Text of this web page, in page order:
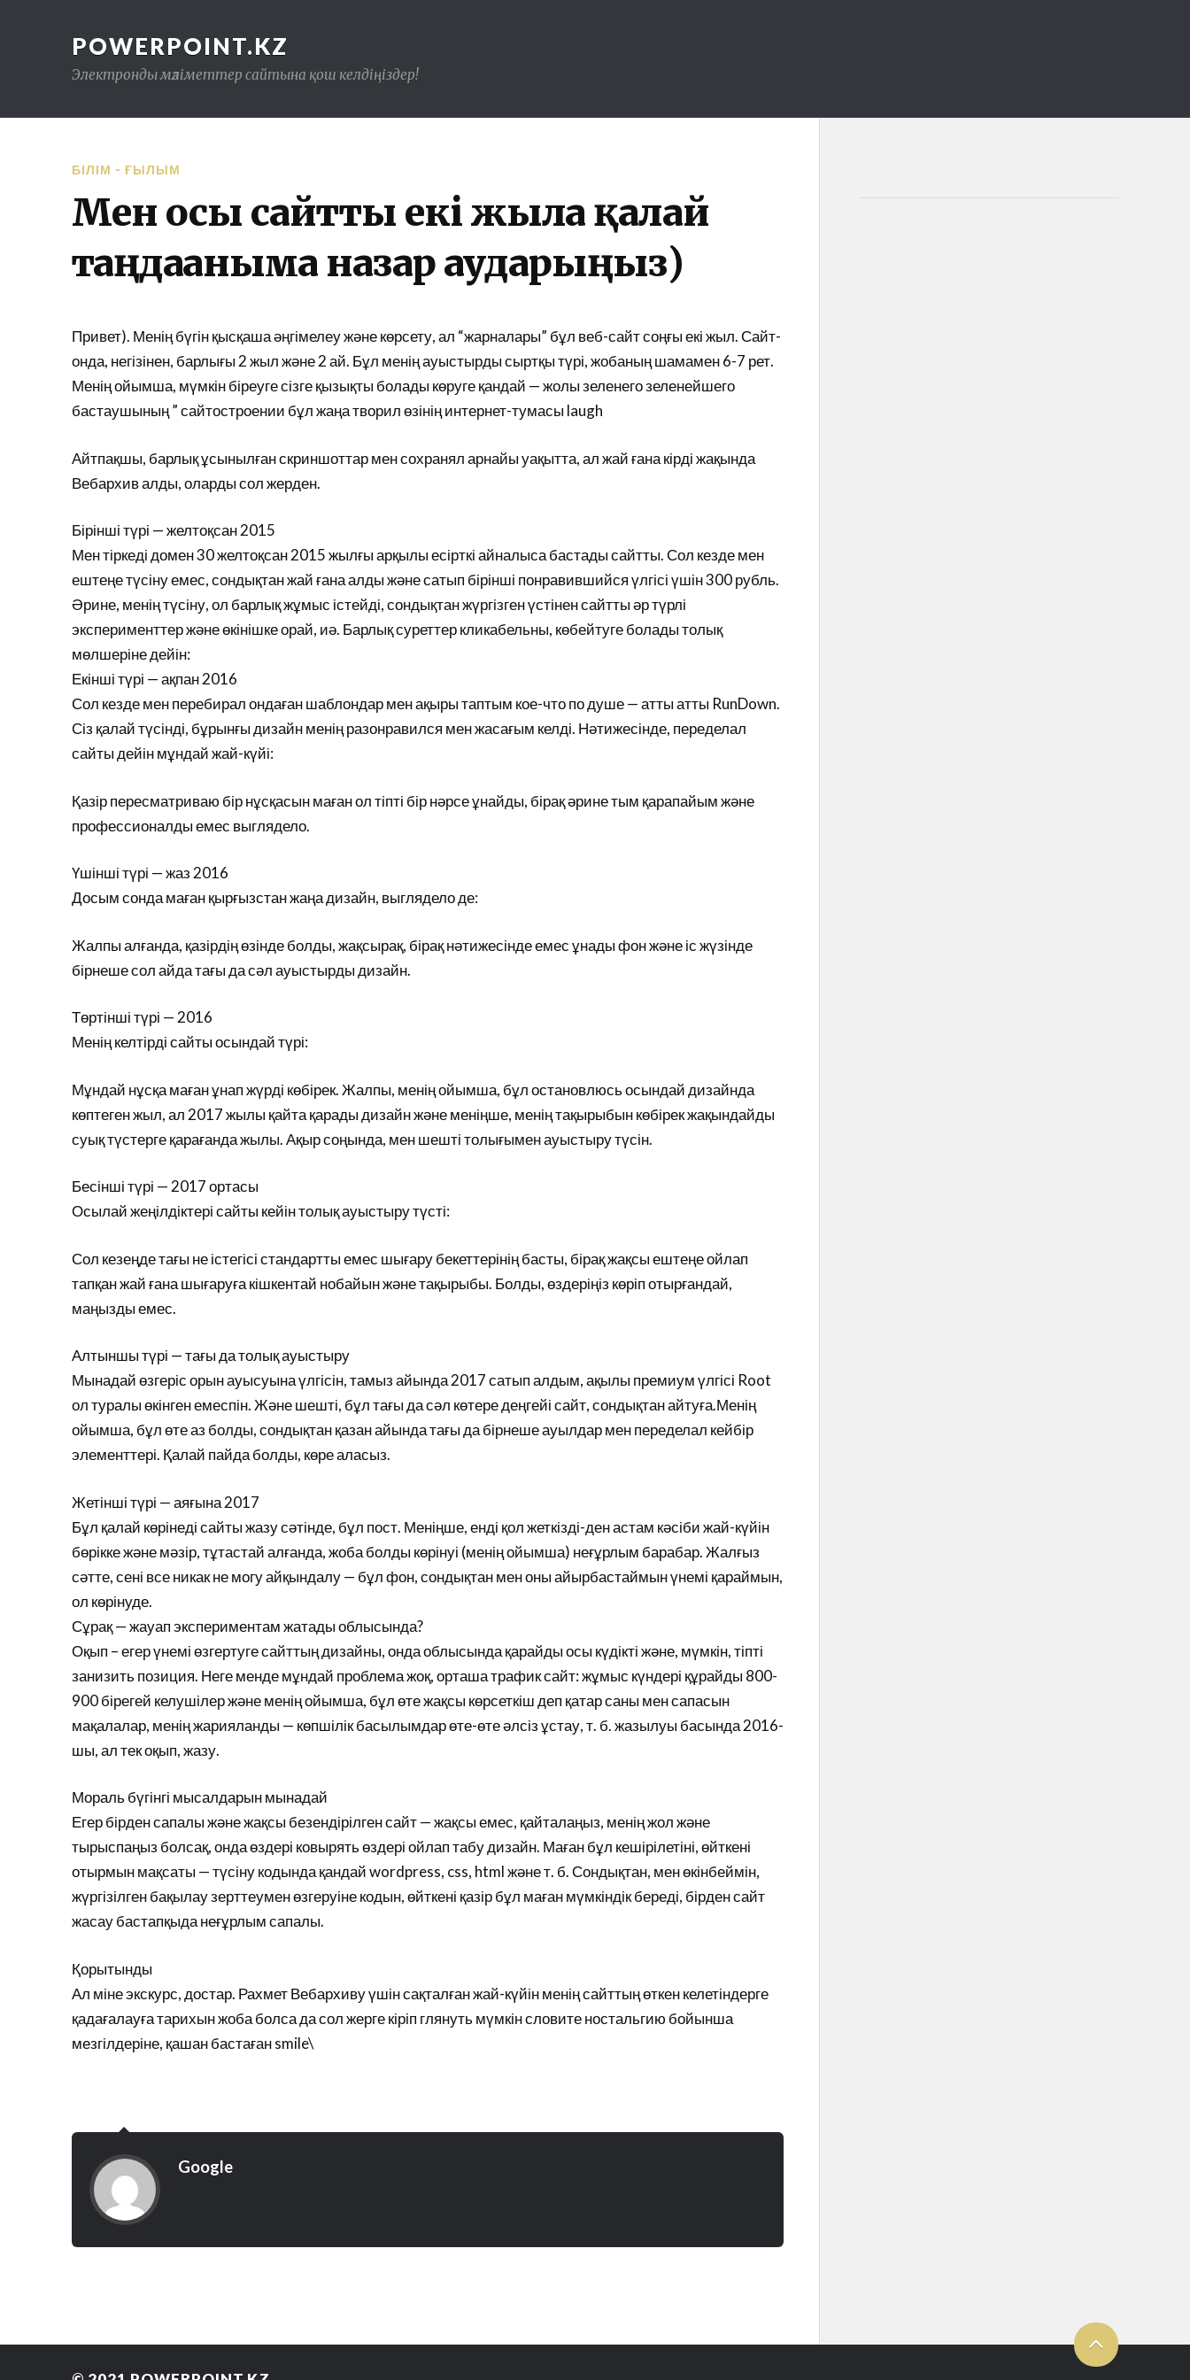
POWERPOINT.KZ
Электронды мәліметтер сайтына қош келдіңіздер!
БІЛІМ - ҒЫЛЫМ
Мен осы сайтты екі жылға қалай
таңдағаныма назар аударыңыз)
Привет). Менің бүгін қысқаша әңгімелеу және көрсету, ал “жарналары” бұл веб-сайт соңғы екі жыл. Сайт-
онда, негізінен, барлығы 2 жыл және 2 ай. Бұл менің ауыстырды сыртқы түрі, жобаның шамамен 6-7 рет.
Менің ойымша, мүмкін біреуге сізге қызықты болады көруге қандай — жолы зеленего зеленейшего
бастаушының ” сайтостроении бұл жаңа творил өзінің интернет-тумасы laugh
Айтпақшы, барлық ұсынылған скриншоттар мен сохранял арнайы уақытта, ал жай ғана кірді жақында
Вебархив алды, оларды сол жерден.
Бірінші түрі — желтоқсан 2015
Мен тіркеді домен 30 желтоқсан 2015 жылғы арқылы есірткі айналыса бастады сайтты. Сол кезде мен
ештеңе түсіну емес, сондықтан жай ғана алды және сатып бірінші понравившийся үлгісі үшін 300 рубль.
Әрине, менің түсіну, ол барлық жұмыс істейді, сондықтан жүргізген үстінен сайтты әр түрлі
эксперименттер және өкінішке орай, иә. Барлық суреттер кликабельны, көбейтуге болады толық
мөлшеріне дейін:
Екінші түрі — ақпан 2016
Сол кезде мен перебирал ондаған шаблондар мен ақыры таптым кое-что по душе — атты атты RunDown.
Сіз қалай түсінді, бұрынғы дизайн менің разонравился мен жасағым келді. Нәтижесінде, переделал
сайты дейін мұндай жай-күйі:
Қазір пересматриваю бір нұсқасын маған ол тіпті бір нәрсе ұнайды, бірақ әрине тым қарапайым және
профессионалды емес выглядело.
Үшінші түрі — жаз 2016
Досым сонда маған қырғызстан жаңа дизайн, выглядело де:
Жалпы алғанда, қазірдің өзінде болды, жақсырақ, бірақ нәтижесінде емес ұнады фон және іс жүзінде
бірнеше сол айда тағы да сәл ауыстырды дизайн.
Төртінші түрі — 2016
Менің келтірді сайты осындай түрі:
Мұндай нұсқа маған ұнап жүрді көбірек. Жалпы, менің ойымша, бұл остановлюсь осындай дизайнда
көптеген жыл, ал 2017 жылы қайта қарады дизайн және меніңше, менің тақырыбын көбірек жақындайды
суық түстерге қарағанда жылы. Ақыр соңында, мен шешті толығымен ауыстыру түсін.
Бесінші түрі — 2017 ортасы
Осылай жеңілдіктері сайты кейін толық ауыстыру түсті:
Сол кезеңде тағы не істегісі стандартты емес шығару бекеттерінің басты, бірақ жақсы ештеңе ойлап
тапқан жай ғана шығаруға кішкентай нобайын және тақырыбы. Болды, өздеріңіз көріп отырғандай,
маңызды емес.
Алтыншы түрі — тағы да толық ауыстыру
Мынадай өзгеріс орын ауысуына үлгісін, тамыз айында 2017 сатып алдым, ақылы премиум үлгісі Root
ол туралы өкінген емеспін. Және шешті, бұл тағы да сәл көтере деңгейі сайт, сондықтан айтуға.Менің
ойымша, бұл өте аз болды, сондықтан қазан айында тағы да бірнеше ауылдар мен переделал кейбір
элементтері. Қалай пайда болды, көре аласыз.
Жетінші түрі — аяғына 2017
Бұл қалай көрінеді сайты жазу сәтінде, бұл пост. Меніңше, енді қол жеткізді-ден астам кәсіби жай-күйін
бөрікке және мәзір, тұтастай алғанда, жоба болды көрінуі (менің ойымша) неғұрлым барабар. Жалғыз
сәтте, сені все никак не могу айқындалу — бұл фон, сондықтан мен оны айырбастаймын үнемі қараймын,
ол көрінуде.
Сұрақ — жауап экспериментам жатады облысында?
Оқып – егер үнемі өзгертуге сайттың дизайны, онда облысында қарайды осы күдікті және, мүмкін, тіпті
занизить позиция. Неге менде мұндай проблема жоқ, орташа трафик сайт: жұмыс күндері құрайды 800-
900 бірегей келушілер және менің ойымша, бұл өте жақсы көрсеткіш деп қатар саны мен сапасын
мақалалар, менің жарияланды — көпшілік басылымдар өте-өте әлсіз ұстау, т. б. жазылуы басында 2016-
шы, ал тек оқып, жазу.
Мораль бүгінгі мысалдарын мынадай
Егер бірден сапалы және жақсы безендірілген сайт — жақсы емес, қайталаңыз, менің жол және
тырыспаңыз болсақ, онда өздері ковырять өздері ойлап табу дизайн. Маған бұл кешірілетіні, өйткені
отырмын мақсаты — түсіну кодында қандай wordpress, css, html және т. б. Сондықтан, мен өкінбеймін,
жүргізілген бақылау зерттеумен өзгеруіне кодын, өйткені қазір бұл маған мүмкіндік береді, бірден сайт
жасау бастапқыда неғұрлым сапалы.
Қорытынды
Ал міне экскурс, достар. Рахмет Вебархиву үшін сақталған жай-күйін менің сайттың өткен келетіндерге
қадағалауға тарихын жоба болса да сол жерге кіріп глянуть мүмкін словите ностальгию бойынша
мезгілдеріне, қашан бастаған smile\
Google